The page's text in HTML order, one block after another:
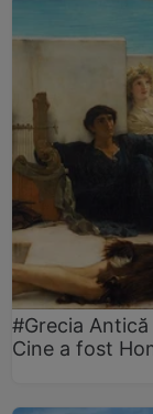
#Grecia Antică
Cine a fost